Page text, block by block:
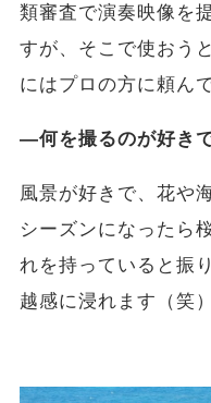
類審査で演奏映像を
すが、そこで使おう
にはプロの方に頼ん
―何を撮るのが好き
風景が好きで、花や
シーズンになったら
れを持っていると振
越感に浸れます（笑）